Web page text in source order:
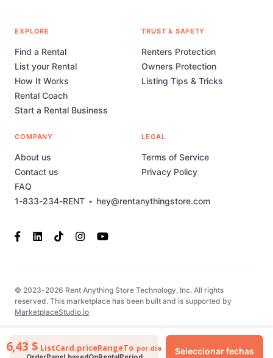
6,43 $ ListCard.priceRangeTo por día Seleccionar fechas
1-833-234-RENT • hey@rentanythingstore.com
EXPLORE
Find a Rental
List your Rental
How It Works
Rental Coach
Start a Rental Business
TRUST & SAFETY
Renters Protection
Owners Protection
Listing Tips & Tricks
COMPANY
About us
Contact us
FAQ
LEGAL
Terms of Service
Privacy Policy
© 2023-2026 Rent Anything Store Technology, Inc. All rights
reserved. This marketplace has been built and is supported by
MarketplaceStudio.io